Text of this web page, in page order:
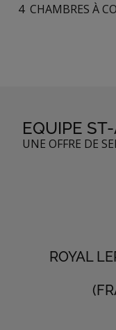
4 CHAMBRES À
EQUIPE
UNE OFFRE DE
ROYAL